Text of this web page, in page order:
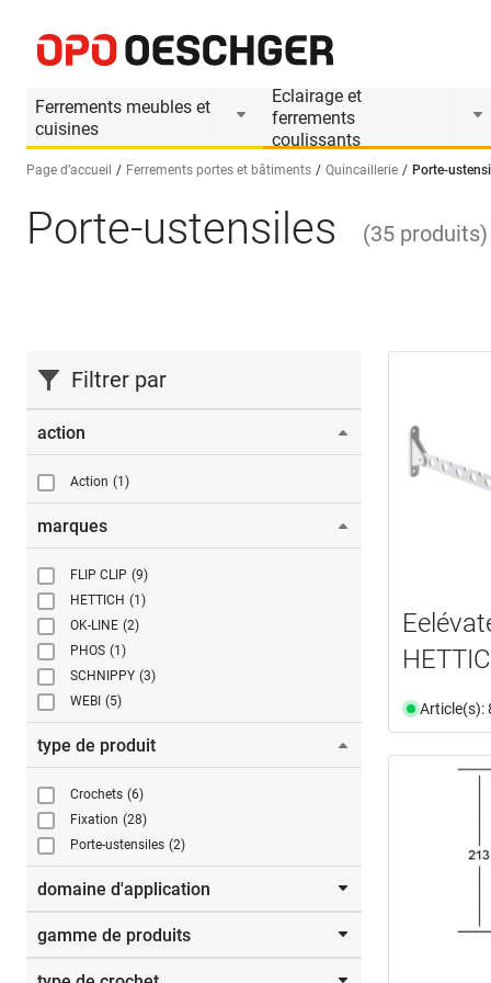
Ferrements meubles et
cuisines
Eclairage et
ferrements
coulissants
Sélectionnez une langue (FR)
Page d’accueil Ferrements portes et bâtiments Quincaillerie Porte-
Porte-ustensiles (35 produits)
Filtrer par
action
Action (1)
marques
FLIP CLIP (9)
HETTICH (1)
OK-LINE (2)
PHOS (1)
SCHNIPPY (3)
WEBI (5)
type de produit
Crochets (6)
Fixation (28)
Porte-ustensiles (2)
domaine d'application
Balcons
(2)
gamme de produits
Article(s):